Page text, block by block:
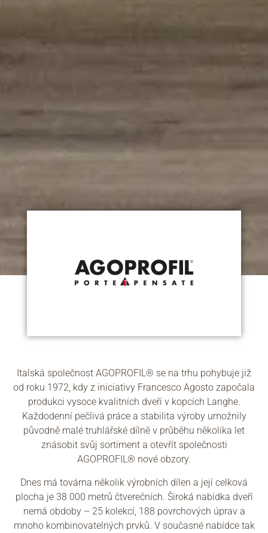
Italská společnost AGOPROFIL® se na trhu pohybuje již
od roku 1972, kdy z iniciativy Francesco Agosto započala
produkci vysoce kvalitních dveří v kopcích Langhe.
Každodenní pečlivá práce a stabilita výroby umožnily
původně malé truhlářské dílně v průběhu několika let
znásobit svůj sortiment a otevřít společnosti
AGOPROFIL® nové obzory.
Dnes má továrna několik výrobních dílen a její celková
plocha je 38 000 metrů čtverečních. Široká nabídka dveří
nemá obdoby – 25 kolekcí, 188 povrchových úprav a
mnoho kombinovatelných prvků. V současné nabídce tak